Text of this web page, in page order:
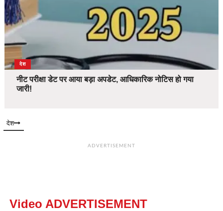
देश
नीट परीक्षा डेट पर आया बड़ा अपडेट, आधिकारिक नोटिस हो गया
जारी!
देश
ADVERTISEMENT
Video ADVERTISEMENT